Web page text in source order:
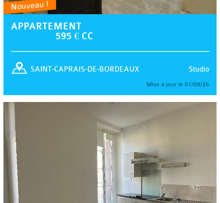
Nouveau !
APPARTEMENT
595 € CC
Studio
SAINT-CAPRAIS-DE-BORDEAUX
Mise à jour le 07/08/26